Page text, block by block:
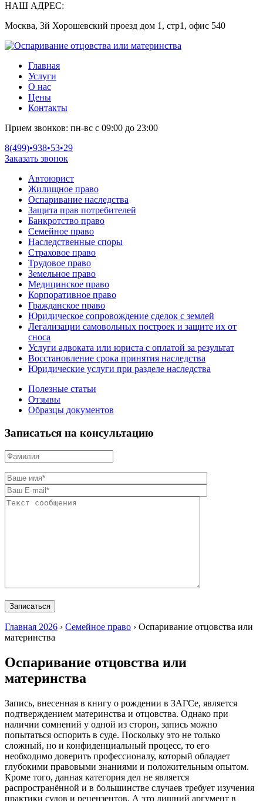
НАШ АДРЕС:
Москва, 3й Хорошевский проезд дом 1, стр1, офис 540
Главная
Услуги
О нас
Цены
Контакты
Прием звонков: пн-вс с 09:00 до 23:00
8(499)•938•53•29
Заказать звонок
Автоюрист
Жилищное право
Оспаривание наследства
Защита прав потребителей
Банкротство право
Семейное право
Наследственные споры
Страховое право
Трудовое право
Земельное право
Медицинское право
Корпоративное право
Гражданское право
Юридическое сопровождение сделок с землей
Легализации самовольных построек и защите их от
сноса
Услуги адвоката или юриста с оплатой за результат
Восстановление срока принятия наследства
Юридические услуги при разделе наследства
Полезные статьи
Отзывы
Образцы документов
Записаться на консультацию
Главная 2026 › Семейное право › Оспаривание отцовства или
материнства
Оспаривание отцовства или
материнства
Запись, внесенная в книгу о рождении в ЗАГСе, является
подтверждением материнства и отцовства. Однако при
наличии сомнений у одной из сторон, запись можно
попытаться оспорить в суде. Поскольку это не только
сложный, но и конфиденциальный процесс, то его
необходимо доверить профессионалу, который обладает
глубокими правовыми знаниями и положительным опытом.
Кроме того, данная категория дел не является
распространённой и в большинстве случаев требует изучения
практики судов и рецензентов. А это лишний аргумент в